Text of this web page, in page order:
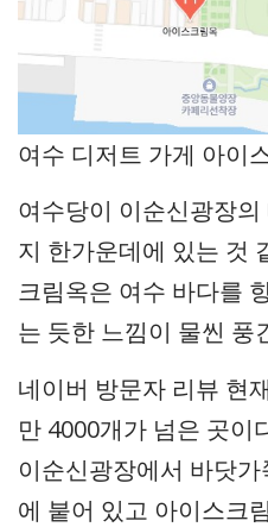
여수 디저트 가게 아이
여수당이 이순신광장
지 한가운데에 있는 것
크림옥은 여수 바다를
는 듯한 느낌이 물씬 풍
네이버 방문자 리뷰 현
만 4000개가 넘은 곳이
이순신광장에서 바닷
에 붙어 있고 아이스크